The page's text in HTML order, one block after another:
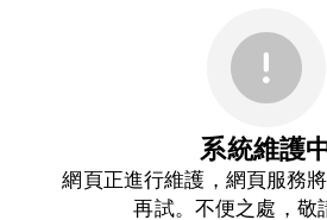
系統維護
網頁正進行維護，網頁服務
再試。不便之處，敬